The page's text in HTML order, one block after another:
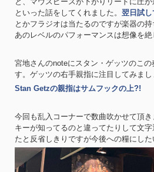
といった話をしてくれました。 翌日試し
とかフラジオは当たるのですが楽器の
あのレベルのパフォーマンスは想像を絶
宮地さんのnoteにスタン・ゲッツのこ
す。ゲッツの右手親指に注目してみまし
Stan Getzの親指はサムフックの上?!
今回も乱入コーナーで数曲吹かせて頂
キーが知ってるのと違ってたりして文
たと反省しきりですが今後への糧にした